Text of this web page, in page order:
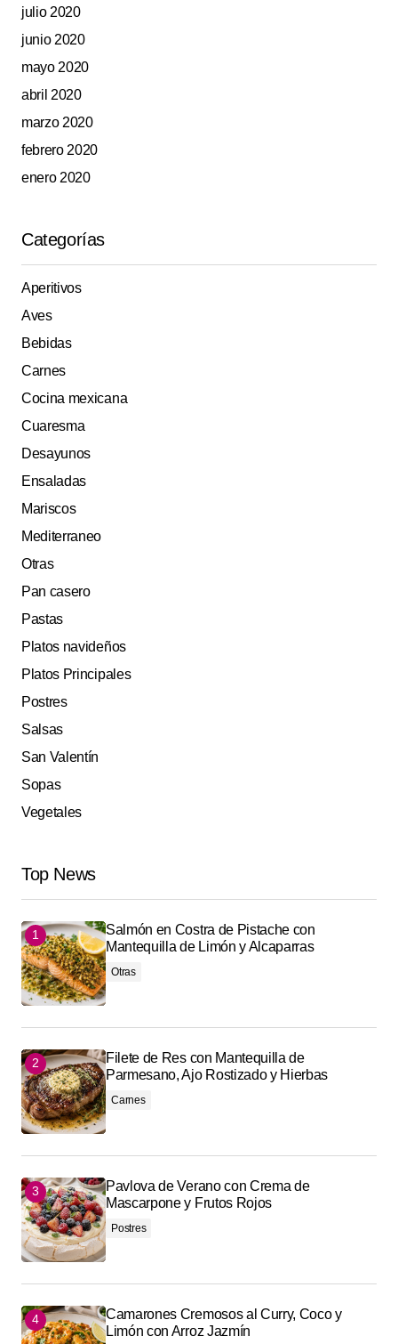
julio 2020
junio 2020
mayo 2020
abril 2020
marzo 2020
febrero 2020
enero 2020
Categorías
Aperitivos
Aves
Bebidas
Carnes
Cocina mexicana
Cuaresma
Desayunos
Ensaladas
Mariscos
Mediterraneo
Otras
Pan casero
Pastas
Platos navideños
Platos Principales
Postres
Salsas
San Valentín
Sopas
Vegetales
Top News
Salmón en Costra de Pistache con
Mantequilla de Limón y Alcaparras
Otras
Filete de Res con Mantequilla de
Parmesano, Ajo Rostizado y Hierbas
Carnes
Pavlova de Verano con Crema de
Mascarpone y Frutos Rojos
Postres
Camarones Cremosos al Curry, Coco y
Limón con Arroz Jazmín